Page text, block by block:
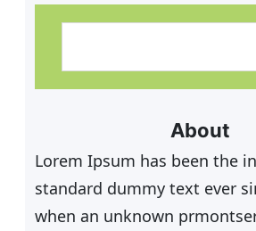
U15 Doppel-
Eva und Till den
U 18 Mixed
n
About
Lorem Ipsum has been the
standard dummy text ever
when an unknown